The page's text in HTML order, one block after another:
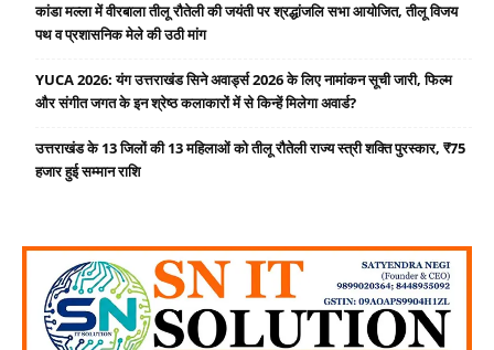
कांडा मल्ला में वीरबाला तीलू रौतेली की जयंती पर श्रद्धांजलि सभा आयोजित, तीलू विजय
पथ व प्रशासनिक मेले की उठी मांग
YUCA 2026: यंग उत्तराखंड सिने अवार्ड्स 2026 के लिए नामांकन सूची जारी, फिल्म
और संगीत जगत के इन श्रेष्ठ कलाकारों में से किन्हें मिलेगा अवार्ड?
उत्तराखंड के 13 जिलों की 13 महिलाओं को तीलू रौतेली राज्य स्त्री शक्ति पुरस्कार, ₹75
हजार हुई सम्मान राशि